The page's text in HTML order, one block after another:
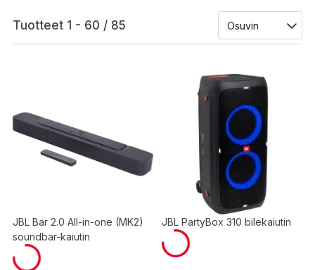
Tuotteet 1 - 60 / 85
JBL Bar 2.0 All-in-one (MK2)
soundbar-kaiutin
JBL PartyBox 310 bilekaiutin